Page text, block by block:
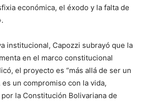
económica, el éxodo y la falta de
institucional, Capozzi subrayó que la
en el marco constitucional
el proyecto es “más allá de ser un
un compromiso con la vida,
la Constitución Bolivariana de